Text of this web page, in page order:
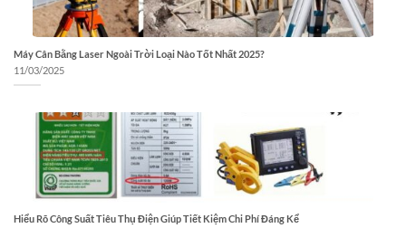
Máy Cân Bằng Laser Ngoài Trời Loại Nào Tốt Nhất 2025?
11/03/2025
Hiểu Rõ Công Suất Tiêu Thụ Điện Giúp Tiết Kiệm Chi Phí Đáng Kể